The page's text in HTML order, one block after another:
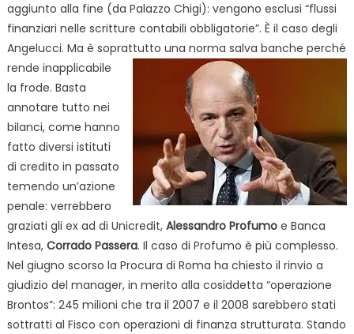
aggiunto alla fine (da Palazzo Chigi): vengono esclusi “flussi
finanziari nelle scritture contabili obbligatorie”. È il caso degli
Angelucci. Ma è soprattutto una norma salva banche perché
rende inapplicabile
la frode. Basta
annotare tutto nei
bilanci, come hanno
fatto diversi istituti
di credito in passato
temendo un’azione
penale: verrebbero
graziati gli ex ad di Unicredit, Alessandro Profumoe Banca
Intesa, Corrado Passera. Il caso di Profumo è più complesso.
Nel giugno scorso la Procura di Roma ha chiesto il rinvio a
giudizio del manager, in merito alla cosiddetta “operazione
Brontos”: 245 milioni che tra il 2007 e il 2008 sarebbero stati
sottratti al Fisco con operazioni di finanza strutturata. Stando